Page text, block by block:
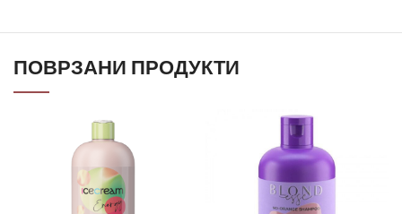
ПОВРЗАНИ ПРОДУКТИ